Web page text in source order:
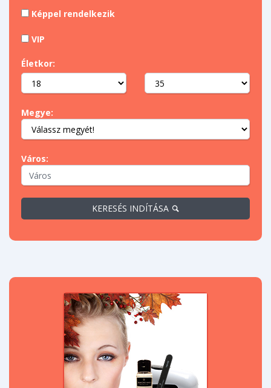
Képpel rendelkezik
VIP
Életkor:
Megye:
Város:
KERESÉS INDÍTÁSA